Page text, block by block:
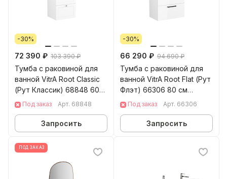
-30%
72 390 ₽ 103 390 ₽
Тумба с раковиной для
ванной VitrA Root Classic
(Рут Классик) 68848 60
см матовая белая МДФ
Под заказ Арт. 68848
Запросить
-30%
66 290 ₽ 94 690 ₽
Тумба с раковиной для
ванной VitrA Root Flat (Рут
Флэт) 66306 80 см
глянцевая белая МДФ
Под заказ Арт. 66306
Запросить
ПОД ЗАКАЗ